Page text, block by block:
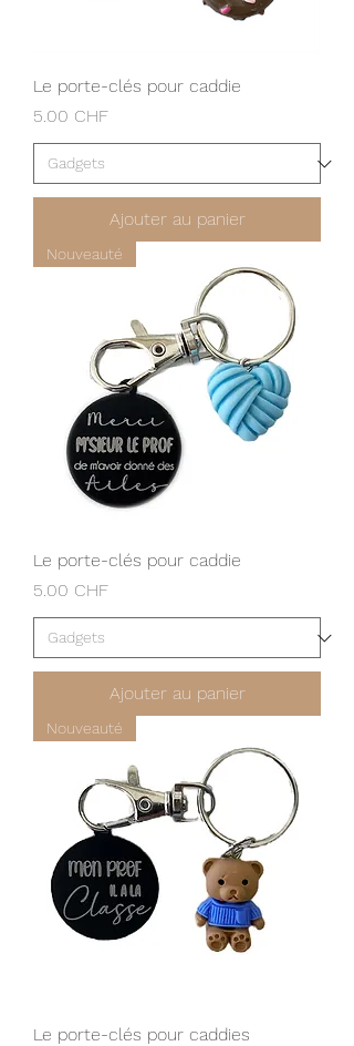
Le porte-clés pour caddie
Prix
5.00 CHF
Ajouter au panier
Nouveauté
Le porte-clés pour caddie
Prix
5.00 CHF
Ajouter au panier
Nouveauté
Le porte-clés pour caddies